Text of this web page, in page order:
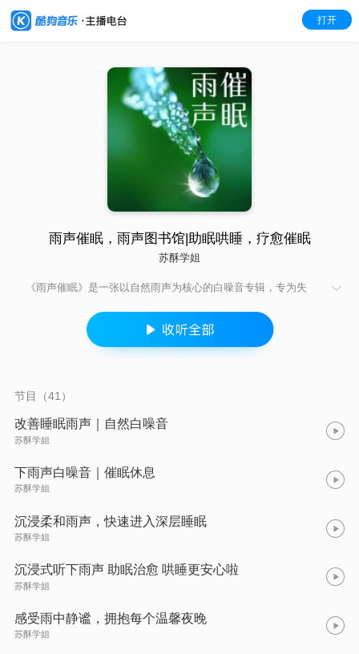
打开
雨声催眠，雨声图书馆|助眠哄睡，疗愈催眠
苏酥学姐
《雨声催眠》是一张以自然雨声为核心的白噪音专辑，专为失
雨声实录，包括轻柔的细雨、连绵的夜雨、林间骤雨等，通过高
保真环境录音技术，还原雨滴落在树叶、屋檐、泥土上的真实音
效，营造出沉浸式的自然氛围。 全专辑无旋律、人声或突兀音
大脑电波，帮助你快速进入深度放松状态。适合用于睡前聆听、
冥想、阅读或工作专注的背景音。 适合人群：失眠、睡眠浅者｜
工作/学习需专注者｜焦虑、压力大的人群｜冥想、瑜伽练习者 使
用建议： （1）睡前30分钟播放，音量调至隐约可闻（约30分
贝）。 （2）搭配深呼吸或渐进式肌肉放松法效果更佳。 （3）
雨声洗净疲惫，在大自然的淋浴中安眠。” ——《雨声催眠》
节目（41）
改善睡眠雨声｜自然白噪音
苏酥学姐
下雨声白噪音｜催眠休息
苏酥学姐
沉浸柔和雨声，快速进入深层睡眠
苏酥学姐
沉浸式听下雨声 助眠治愈 哄睡更安心啦
苏酥学姐
感受雨中静谧，拥抱每个温馨夜晚
苏酥学姐